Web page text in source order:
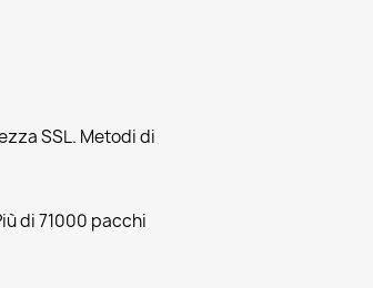
SSL. Metodi di
di 71000 pacchi